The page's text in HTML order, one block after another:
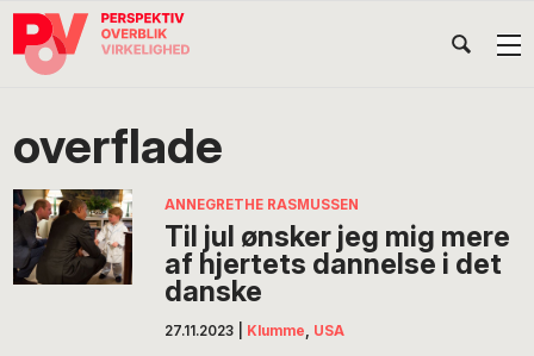
Gå
direkte
Skip
indhold
Gå
direkte
POV
International
overflade
ANNEGRETHE RASMUSSEN
Til jul ønsker jeg mig mere
af hjertets dannelse i det
danske
27.11.2023 Klumme, USA